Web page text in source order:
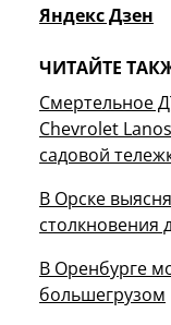
Яндекс Дзен
ЧИТАЙТЕ
Смертельное
Chevrolet
садовой
В Орске
столкновения
В Оренбурге
большегрузом